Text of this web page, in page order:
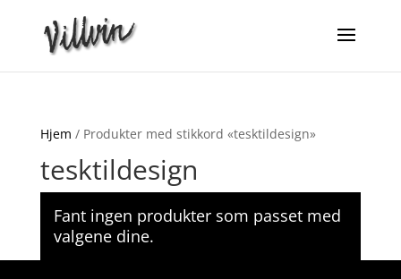
Hjem / Produkter med stikkord «tesktildesign»
tesktildesign
Fant ingen produkter som passet med
valgene dine.